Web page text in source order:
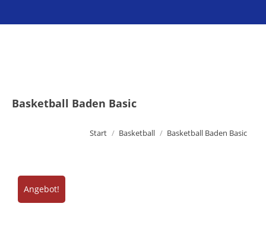
Basketball Baden Basic
Start Basketball Basketball Baden Basic
Angebot!